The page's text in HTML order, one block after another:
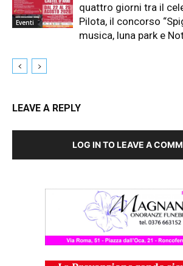
Eventi
quattro giorni tra il
Pilota, il concorso
musica, luna park e
LEAVE A REPLY
LOG IN TO LEAVE A